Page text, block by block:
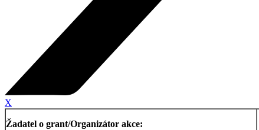
X
Žadatel o grant/Organizátor akce: